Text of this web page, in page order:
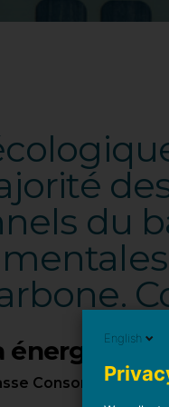
du
Consommation
English